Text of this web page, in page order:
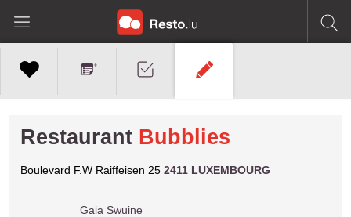
Restaurant Bubblies
Boulevard F.W Raiffeisen 252411 LUXEMBOURG
Gaia Swuine